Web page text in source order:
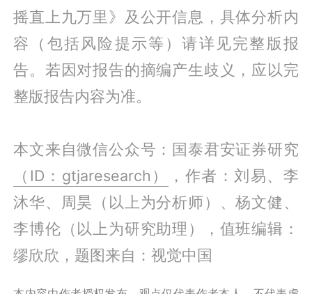
摇直上九万里》及公开信息，具体分析内
容（包括风险提示等）请详见完整版报
告。若因对报告的摘编产生歧义，应以完
整版报告内容为准。
本文来自微信公众号：国泰君安证券研究
（ID：gtjaresearch）
，作者：刘易、李
沐华、周昊（以上为分析师）、杨文健、
李博伦（以上为研究助理），值班编辑：
缪欣欣，题图来自：视觉中国